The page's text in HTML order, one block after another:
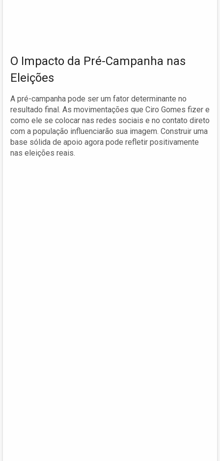
O Impacto da Pré-Campanha nas
Eleições
A pré-campanha pode ser um fator determinante no
resultado final. As movimentações que Ciro Gomes fizer e
como ele se colocar nas redes sociais e no contato direto
com a população influenciarão sua imagem. Construir uma
base sólida de apoio agora pode refletir positivamente
nas eleições reais.